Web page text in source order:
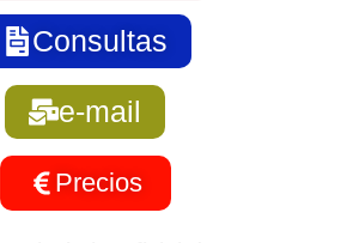
Consultas
e-mail
Precios